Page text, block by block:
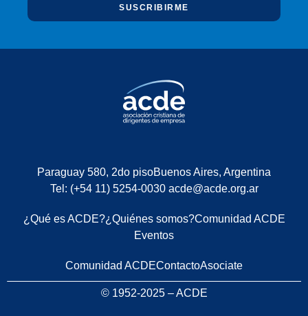
SUSCRIBIRME
Paraguay 580, 2do pisoBuenos Aires, Argentina
Tel: (+54 11) 5254-0030 acde@acde.org.ar
¿Qué es ACDE?¿Quiénes somos?Comunidad ACDE
Eventos
Comunidad ACDEContactoAsociate
© 1952-2025 – ACDE